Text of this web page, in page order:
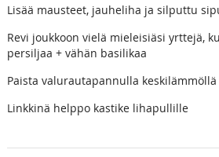
Lisää mausteet, jauheliha ja silputtu
Revi joukkoon vielä mieleisiäsi yrttejä,
persiljaa + vähän basilikaa
Paista valurautapannulla
Linkkinä helppo kastike lihapullille